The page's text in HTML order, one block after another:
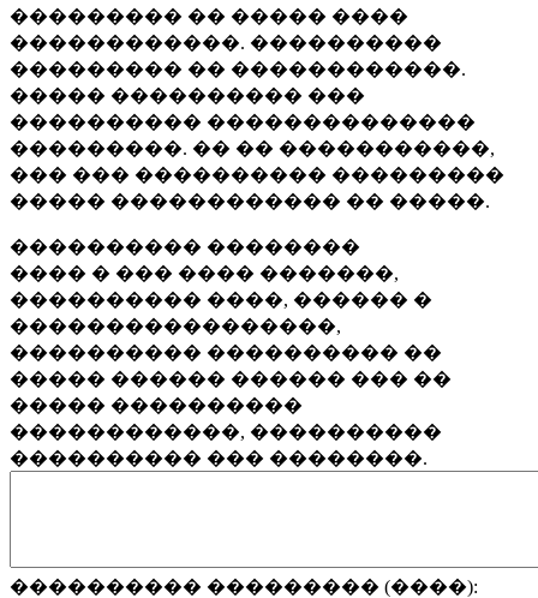
��������� �� ����� ����
������������. ����������
��������� �� ������������.
����� ���������� ���
���������� ��������������
���������. �� �� �����������,
��� ��� ���������� ���������
����� ������������ �� �����.
���������� ��������
���� � ��� ���� �������,
���������� ����, ������ �
�����������������,
���������� ���������� ��
����� ������ ������ ��� ��
����� ����������
������������, ����������
���������� ��� ��������.
���������� ��������� (����):